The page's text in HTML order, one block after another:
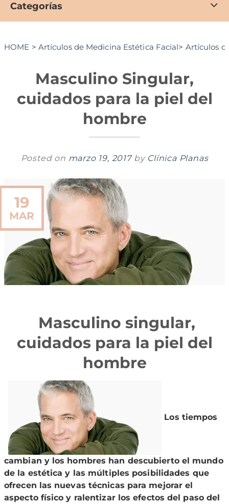
Categorías
HOME > Artículos de Medicina Estética Facial> Artículos
Masculino Singular,
cuidados para la piel del
hombre
Posted on marzo 19, 2017 by Clínica Planas
19
MAR
Masculino singular,
cuidados para la piel del
hombre
Los tiempos
cambian y los hombres han descubierto el mundo
de la estética y las múltiples posibilidades que
ofrecen las nuevas técnicas para mejorar el
aspecto físico y ralentizar los efectos del paso del